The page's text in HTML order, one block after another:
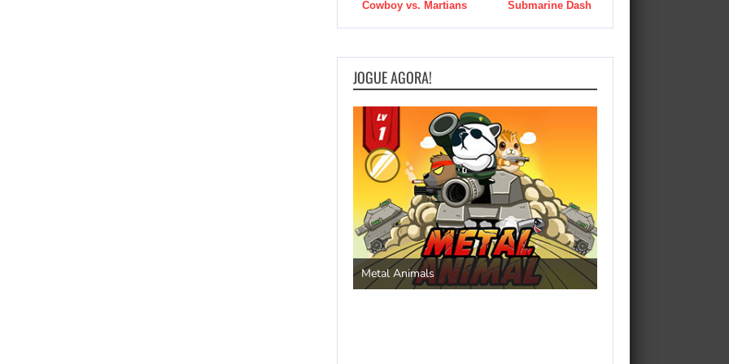
Cowboy vs. Martians Submarine Dash
JOGUE AGORA!
Metal Animals